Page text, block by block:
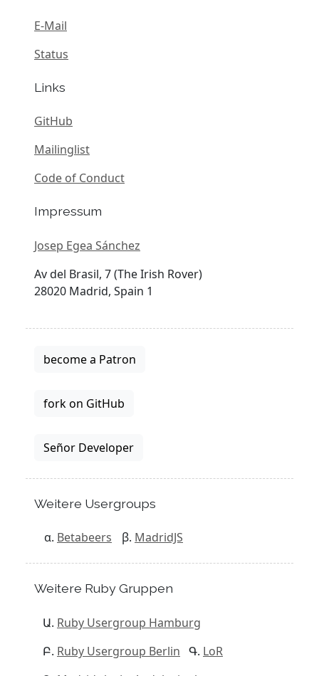
E-Mail
Status
Links
GitHub
Mailinglist
Code of Conduct
Impressum
Josep Egea Sánchez
Av del Brasil, 7 (The Irish Rover)
28020 Madrid, Spain 1
become a Patron
fork on GitHub
Señor Developer
Weitere Usergroups
Betabeers MadridJS
Weitere Ruby Gruppen
Ruby Usergroup Hamburg
Ruby Usergroup Berlin
LoR